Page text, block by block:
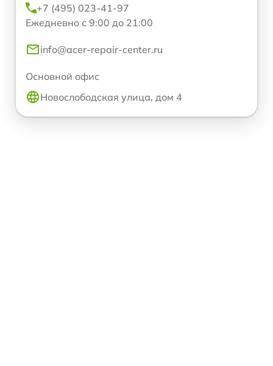
+7 (495) 023-41-97
Ежедневно с 9:00 до 21:00
info@acer-repair-center.ru
Основной офис
Новослободская улица, дом 4